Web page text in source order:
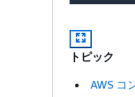
トピック
AWS コ